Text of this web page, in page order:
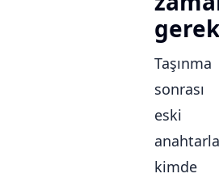
Taşınma
sonrası
eski
kimde